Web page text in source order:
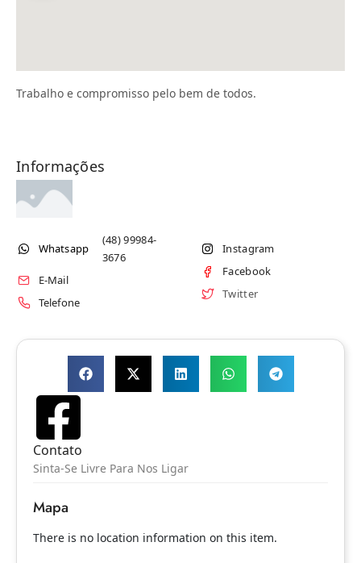
Trabalho e compromisso pelo bem de todos.
Informações
Whatsapp
(48) 99984-
3676
E-Mail
Telefone
Instagram
Facebook
Twitter
Contato
Sinta-Se Livre Para Nos Ligar
Mapa
There is no location information on this item.